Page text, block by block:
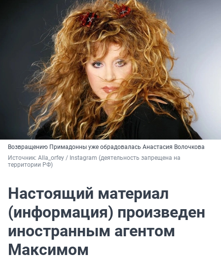
Возвращению Примадонны уже обрадовалась Анастасия Волочкова
Источник: Alla_orfey / Instagram (деятельность запрещена на
территории РФ)
Настоящий материал
(информация) произведен
иностранным агентом
Максимом